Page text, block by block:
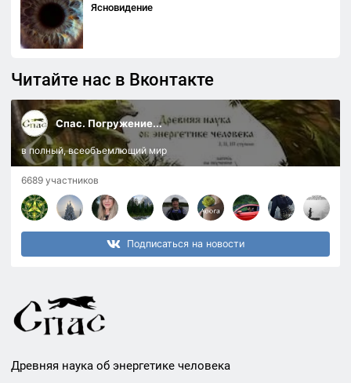
Ясновидение
Читайте нас в Вконтакте
Спас. Погружение...
в полный, всеобъемлющий мир
6689 участников
Подписаться на новости
Древняя наука об энергетике человека